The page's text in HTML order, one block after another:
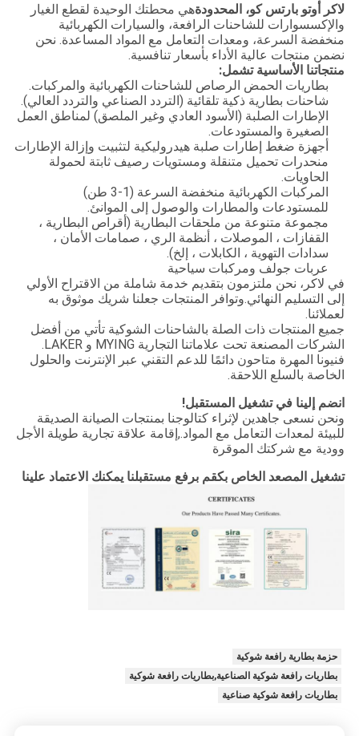
لاكر أوتو بارتس كو، المحدودةهي محطتك الوحيدة لقطع الغيار
والإكسسوارات للشاحنات الرافعة، والسيارات الكهربائية
منخفضة السرعة، ومعدات التعامل مع المواد المساعدة. نحن
نضمن منتجات عالية الأداء بأسعار تنافسية.
منتجاتنا الأساسية تشمل:
بطاريات الحمض الرصاص للشاحنات الكهربائية والمركبات.
شاحنات بطارية ذكية تلقائية (التردد الصناعي والتردد العالي).
الإطارات الصلبة (الأسود العادي وغير الملصق) لمناطق العمل
الصغيرة والمستودعات.
أجهزة ضغط إطارات صلبة هيدروليكية لتثبيت وإزالة الإطارات
منحدرات تحميل متنقلة ومستويات رصيف ثابتة لحمولة
الحاويات.
المركبات الكهربائية منخفضة السرعة (1-3 طن)
للمستودعات والمطارات والوصول إلى الموانئ.
مجموعة متنوعة من ملحقات البطارية (أقراص البطارية ،
القفازات ، الموصلات ، أنظمة الري ، صمامات الأمان ،
سدادات التهوية ، الكابلات ، إلخ).
عربات جولف ومركبات سياحية
في لاكر، نحن ملتزمون بتقديم خدمة شاملة من الاقتراح الأولي
إلى التسليم النهائي.وتوافر المنتجات جعلنا شريك موثوق به
لعملائنا.
جميع المنتجات ذات الصلة بالشاحنات الشوكية تأتي من أفضل
الشركات المصنعة تحت علاماتنا التجارية MYING و LAKER.
فنيونا المهرة متاحون دائمًا للدعم التقني عبر الإنترنت والحلول
الخاصة بالسلع اللاحقة.
انضم إلينا في تشغيل المستقبل!
ونحن نسعى جاهدين لإثراء كتالوجنا بمنتجات الصيانة الصديقة
للبيئة لمعدات التعامل مع المواد.,إقامة علاقة تجارية طويلة الأجل
وودية مع شركتك الموقرة
تشغيل المصعد الخاص بكقم برفع مستقبلنا يمكنك الاعتماد علينا
حزمة بطارية رافعة شوكية
بطاريات رافعة شوكية الصناعية,بطاريات رافعة شوكية
بطاريات رافعة شوكية صناعية